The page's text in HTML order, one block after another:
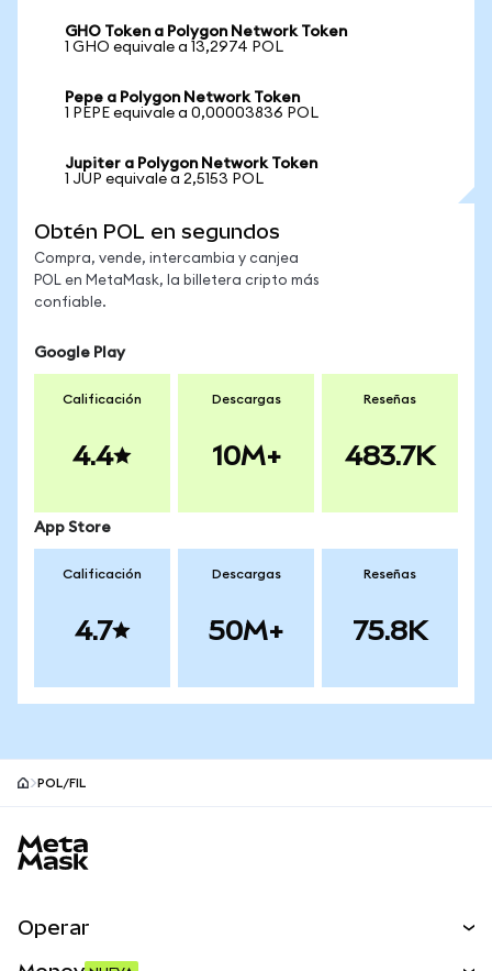
GHO Token a Polygon Network Token
1 GHO equivale a 13,2974 POL
Pepe a Polygon Network Token
1 PEPE equivale a 0,00003836 POL
Jupiter a Polygon Network Token
1 JUP equivale a 2,5153 POL
Obtén POL en segundos
Compra, vende, intercambia y canjea
POL en MetaMask, la billetera cripto más
confiable.
Google Play
Calificación
4.4
Descargas
10M+
Reseñas
483.7K
App Store
Calificación
4.7
Descargas
50M+
Reseñas
75.8K
POL/FIL
Operar